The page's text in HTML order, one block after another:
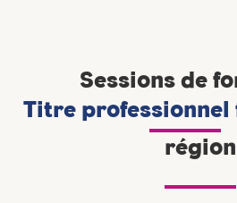
Sessions de
Titre
région